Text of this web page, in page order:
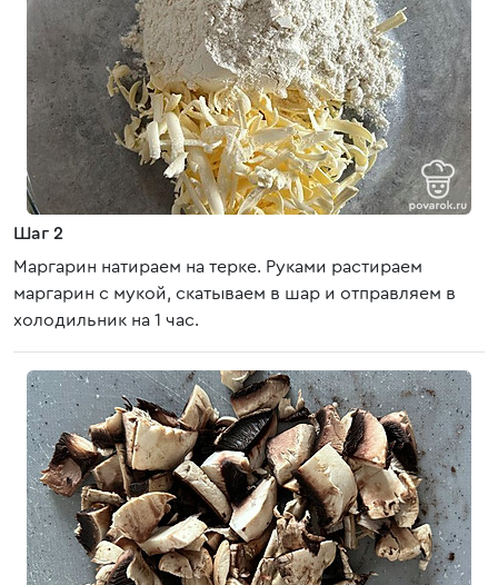
Шаг 2
Маргарин натираем на терке. Руками растираем
маргарин с мукой, скатываем в шар и отправляем в
холодильник на 1 час.